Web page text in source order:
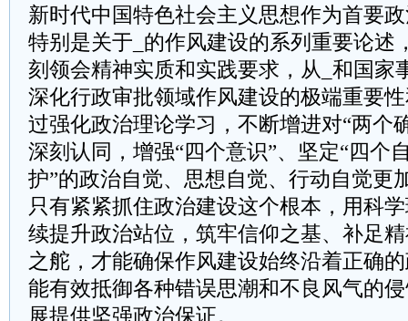
新时代中国特色社会主义思想作为首要
特别是关于_的作风建设的系列重要论述
刻领会精神实质和实践要求，从_和国家
深化行政审批领域作风建设的极端重要
过强化政治理论学习，不断增进对“两个
深刻认同，增强“四个意识”、坚定“四个
护”的政治自觉、思想自觉、行动自觉更
只有紧紧抓住政治建设这个根本，用科
续提升政治站位，筑牢信仰之基、补足
之舵，才能确保作风建设始终沿着正确
能有效抵御各种错误思潮和不良风气的
展提供坚强政治保证。